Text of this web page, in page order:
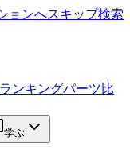
ョンへスキップ検索
ンキングパーツ比
学ぶ